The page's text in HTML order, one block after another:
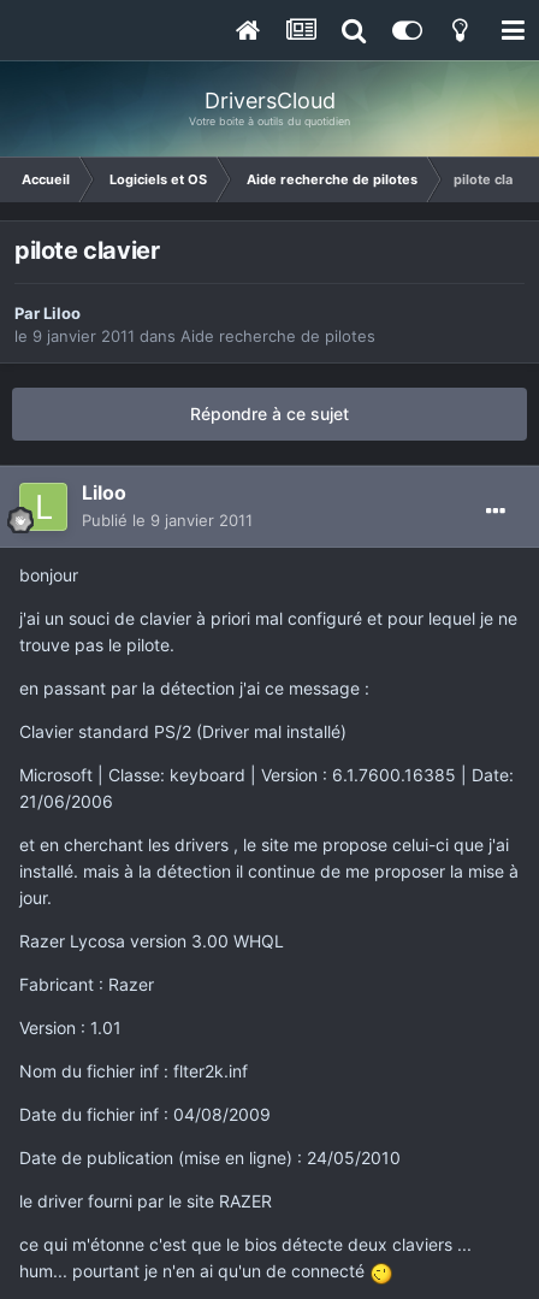
DriversCloud
Votre boite à outils du quotidien
Accueil Logiciels et OS Aide recherche de pilotes pilote clavier
pilote clavier
ParLiloo
le 9 janvier 2011 dans Aide recherche de pilotes
Répondre à ce sujet
Liloo
Publié le 9 janvier 2011
bonjour
j'ai un souci de clavier à priori mal configuré et pour lequel je ne
trouve pas le pilote.
en passant par la détection j'ai ce message :
Clavier standard PS/2 (Driver mal installé)
Microsoft | Classe: keyboard | Version : 6.1.7600.16385 | Date:
21/06/2006
et en cherchant les drivers , le site me propose celui-ci que j'ai
installé. mais à la détection il continue de me proposer la mise à
jour.
Razer Lycosa version 3.00 WHQL
Fabricant : Razer
Version : 1.01
Nom du fichier inf : flter2k.inf
Date du fichier inf : 04/08/2009
Date de publication (mise en ligne) : 24/05/2010
le driver fourni par le site RAZER
ce qui m'étonne c'est que le bios détecte deux claviers ...
hum... pourtant je n'en ai qu'un de connecté